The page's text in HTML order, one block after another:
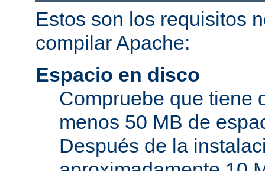
Estos son los requisitos
compilar Apache:
Espacio en disco
Compruebe que tiene
menos 50 MB de
Después de la